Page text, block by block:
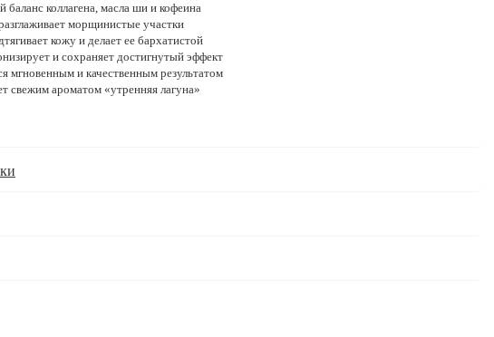
баланс коллагена, масла ши и кофеина
морщинистые участки
кожу и делает ее бархатистой
и сохраняет достигнутый эффект
мгновенным и качественным результатом
свежим ароматом «утренняя лагуна»